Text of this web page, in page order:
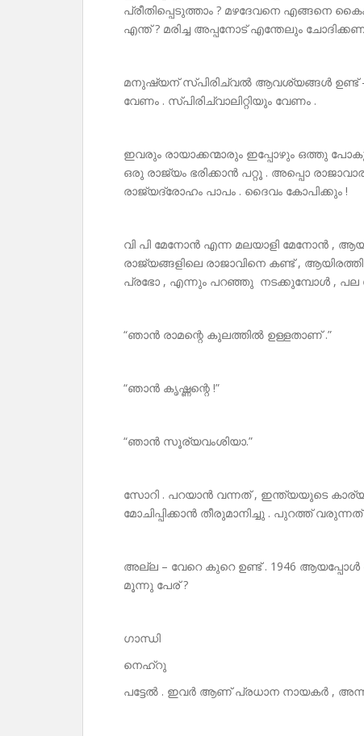
പ്രീതിപ്പെടുത്താം ? മഴദേവനെ എങ്ങനെ
എന്ത് ? മരിച്ച അപ്പനോട് എന്തേലും
മനുഷ്യന് സ്പിരിച്വൽ ആവശ്യങ്ങൾ ഉണ്ട് –
വേണം . സ്പിരിച്വാലിറ്റിയും വേണം .
ഇവരും രായാക്കന്മാരും ഇപ്പോഴും ഒത്തു
ഒരു രാജ്യം ഭരിക്കാൻ പറ്റൂ . അപ്പൊ
രാജ്യദ്രോഹം പാപം . ദൈവം കോപിക്കും !
വി പി മേനോൻ എന്ന മലയാളി മേനോൻ ,
രാജ്യങ്ങളിലെ രാജാവിനെ കണ്ട് ,
പ്രഭോ , എന്നും പറഞ്ഞു നടക്കുമ്പോൾ , പല
“ഞാൻ രാമന്റെ കുലത്തിൽ ഉള്ളതാണ് .”
“ഞാൻ കൃഷ്ണന്റെ !”
“ഞാൻ സൂര്യവംശിയാ.”
സോറി . പറയാൻ വന്നത് , ഇന്ത്യയുടെ
മോചിപ്പിക്കാൻ തീരുമാനിച്ചു . പുറത്ത്
അല്ല – വേറെ കുറെ ഉണ്ട് . 1946
മൂന്നു പേര് ?
ഗാന്ധി
നെഹ്‌റു
പട്ടേൽ . ഇവർ ആണ് പ്രധാന നായകർ ,